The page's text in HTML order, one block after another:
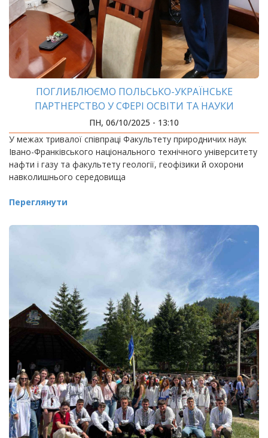
ПОГЛИБЛЮЄМО ПОЛЬСЬКО-УКРАЇНСЬКЕ
ПАРТНЕРСТВО У СФЕРІ ОСВІТИ ТА НАУКИ
ПН, 06/10/2025 - 13:10
У межах тривалої співпраці Факультету природничих наук
Івано-Франківського національного технічного університету
нафти і газу та факультету геології, геофізики й охорони
навколишнього середовища
Переглянути